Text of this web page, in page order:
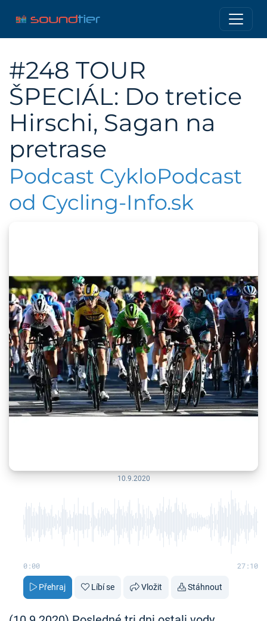
#248 TOUR
ŠPECIÁL: Do tretice
Hirschi, Sagan na
pretrase
Podcast CykloPodcast
od Cycling-Info.sk
10.9.2020
0:00 27:10
Přehraj Líbí se Vložit Stáhnout